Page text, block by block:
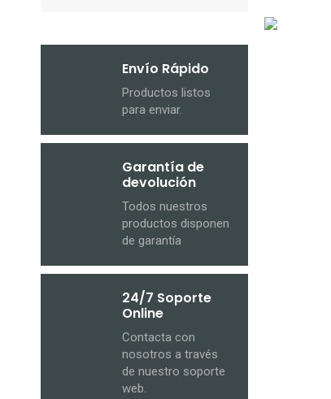
Envío Rápido
Productos listos
para enviar.
Garantía de
devolución
Todos nuestros
productos disponen
de garantía
24/7 Soporte
Online
Contacta con
nosotros a través
de nuestro soporte
web.